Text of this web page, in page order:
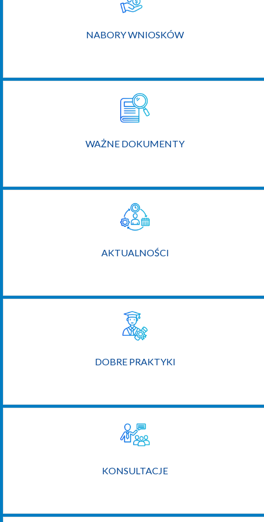
NABORY WNIOSKÓW
WAŻNE DOKUMENTY
AKTUALNOŚCI
DOBRE PRAKTYKI
KONSULTACJE